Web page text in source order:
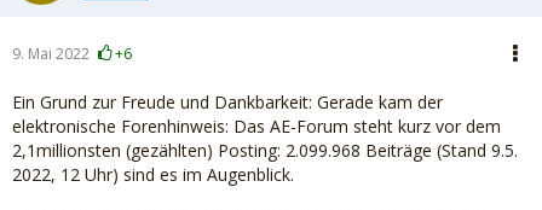
9. Mai 2022 +6
Ein Grund zur Freude und Dankbarkeit: Gerade kam der
elektronische Forenhinweis: Das AE-Forum steht kurz vor dem
2,1millionsten (gezählten) Posting: 2.099.968 Beiträge (Stand 9.5.
2022, 12 Uhr) sind es im Augenblick.